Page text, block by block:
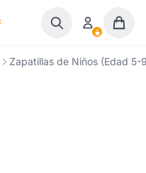
Zapatillas de Niños (Edad